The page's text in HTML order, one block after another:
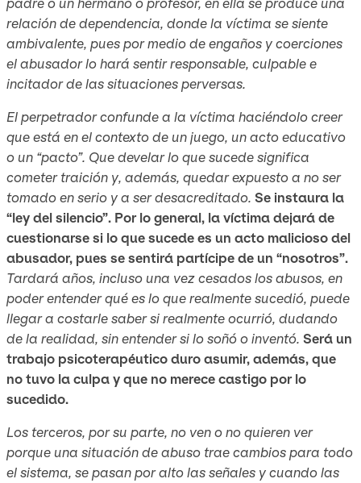
relación de dependencia, donde la víctima se siente
ambivalente, pues por medio de engaños y coerciones
el abusador lo hará sentir responsable, culpable e
incitador de las situaciones perversas.
El perpetrador confunde a la víctima haciéndolo creer
que está en el contexto de un juego, un acto educativo
o un “pacto”. Que develar lo que sucede significa
cometer traición y, además, quedar expuesto a no ser
tomado en serio y a ser desacreditado. Se instaura la
“ley del silencio”. Por lo general, la víctima dejará de
cuestionarse si lo que sucede es un acto malicioso del
abusador, pues se sentirá partícipe de un “nosotros”.
Tardará años, incluso una vez cesados los abusos, en
poder entender qué es lo que realmente sucedió, puede
llegar a costarle saber si realmente ocurrió, dudando
de la realidad, sin entender si lo soñó o inventó. Será un
trabajo psicoterapéutico duro asumir, además, que
no tuvo la culpa y que no merece castigo por lo
sucedido.
Los terceros, por su parte, no ven o no quieren ver
porque una situación de abuso trae cambios para todo
el sistema, se pasan por alto las señales y cuando las